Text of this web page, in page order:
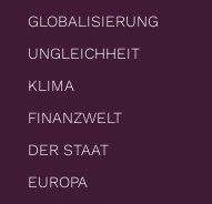
GLOBALISIERUNG
UNGLEICHHEIT
KLIMA
FINANZWELT
DER STAAT
EUROPA